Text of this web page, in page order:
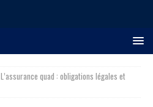
L’assurance quad : obligations légales et